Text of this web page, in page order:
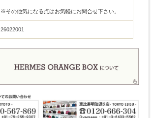
※その他気になる点はお気軽にお問合せ下さい。
26022001